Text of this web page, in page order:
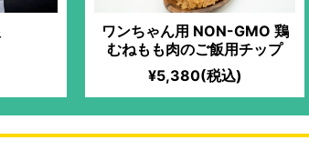
ワンちゃん用 NON-GMO 鶏
むねもも肉のご飯用チップ
¥5,380(税込)